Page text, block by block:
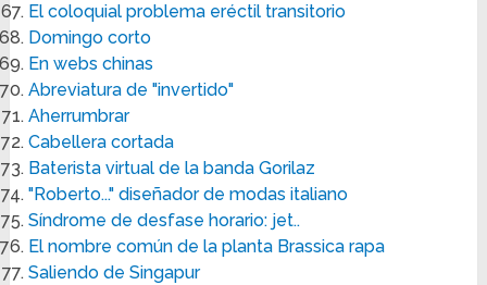
El coloquial problema eréctil transitorio
Domingo corto
En webs chinas
Abreviatura de "invertido"
Aherrumbrar
Cabellera cortada
Baterista virtual de la banda Gorilaz
"Roberto..." diseñador de modas italiano
Síndrome de desfase horario: jet..
El nombre común de la planta Brassica rapa
Saliendo de Singapur